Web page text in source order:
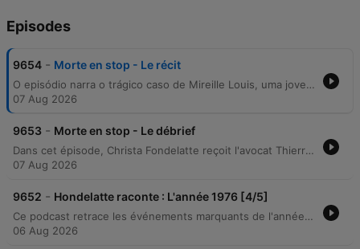
Episodes
9654 - Morte en stop - Le récit
O episódio narra o trágico caso de Mireille Louis, uma jovem de 15 anos assassinada em 1982 na região de Béarn, França. A narrativa detalha desde o desaparecimento da adolescente após ela decidir fazer carona, até a investigação que levou à identificação de Jean-Marc Dallon, um homem com histórico psiquiátrico e criminal. A história explora as contradições nos depoimentos do acusado, que inicialmente negou o crime, mas acabou confessando o ocorrido alegando ser um acidente. O relato percorre o julgamento, a condenação inicial e a perigosa liberdade do criminoso, que anos depois cometeu novos assassinatos brutais.
07 Aug 2026
9653 - Morte en stop - Le débrief
Dans cet épisode, Christa Fondelatte reçoit l'avocat Thierry Sagardoito pour débattre des affaires criminelles présentées dans son ouvrage Affaires classées en Béarn et Pays Basque. L'entretien se concentre sur l'évolution de la justice pénale et du rôle de la psychiatrie entre les années 1980 et aujourd'hui, en prenant pour exemple le cas de Jean-Marc Dallon, responsable du meurtre de la jeune Mireille en 1982. La discussion explore la mutation d'une justice autrefois empreinte d'indulgence vers une société plus anxiogène où la psychiatrie est utilisée comme un outil de démonstration de dangerosité pour justifier la neutralisation des individus. L'échange aborde également la complexité du rôle de l'avocat face aux aveux et le mystère de la rencontre fortuite entre citoyens lambda et criminels.
07 Aug 2026
9652 - Hondelatte raconte : L'année 1976 [4/5]
Ce podcast retrace les événements marquants de l'année 1976, entre faits divers spectaculaires et exploits humains. L'épisode revient sur plusieurs braquages audacieux, notamment le vol massif de tableaux de Picasso à Avignon et des cambriolages à la Société Générale ainsi qu'au Louvre. Le récit explore également l'affaire du transistor piégé par Lionel Legras pour lutter contre l'insécurité, les débats sur la dépénalisation du cannabis en France, et se conclut par l'exploration des capacités physiologiques de Jacques Mayol lors de ses records de plongée en apnée.
06 Aug 2026